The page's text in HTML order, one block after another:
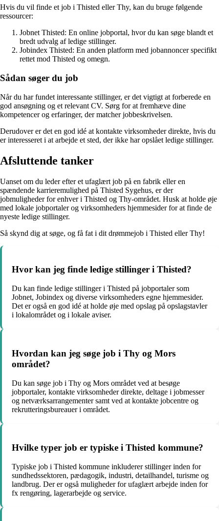
Hvis du vil finde et job i Thisted eller Thy, kan du bruge følgende
ressourcer:
Jobnet Thisted: En online jobportal, hvor du kan søge blandt et
bredt udvalg af ledige stillinger.
Jobindex Thisted: En anden platform med jobannoncer specifikt
rettet mod Thisted og omegn.
Sådan søger du job
Når du har fundet interessante stillinger, er det vigtigt at forberede en
god ansøgning og et relevant CV. Sørg for at fremhæve dine
kompetencer og erfaringer, der matcher jobbeskrivelsen.
Derudover er det en god idé at kontakte virksomheder direkte, hvis du
er interesseret i at arbejde et sted, der ikke har opslået ledige stillinger.
Afsluttende tanker
Uanset om du leder efter et ufaglært job på en fabrik eller en
spændende karrieremulighed på Thisted Sygehus, er der
jobmuligheder for enhver i Thisted og Thy-området. Husk at holde øje
med lokale jobportaler og virksomheders hjemmesider for at finde de
nyeste ledige stillinger.
Så skynd dig at søge, og få fat i dit drømmejob i Thisted eller Thy!
Hvor kan jeg finde ledige stillinger i Thisted?
Du kan finde ledige stillinger i Thisted på jobportaler som
Jobnet, Jobindex og diverse virksomheders egne hjemmesider.
Det er også en god idé at holde øje med opslag på opslagstavler
i lokalområdet og i lokale aviser.
Hvordan kan jeg søge job i Thy og Mors
området?
Du kan søge job i Thy og Mors området ved at besøge
jobportaler, kontakte virksomheder direkte, deltage i jobmesser
og netværksarrangementer samt ved at kontakte jobcentre og
rekrutteringsbureauer i området.
Hvilke typer job er typiske i Thisted kommune?
Typiske job i Thisted kommune inkluderer stillinger inden for
sundhedssektoren, pædagogik, industri, detailhandel, turisme og
landbrug. Der er også muligheder for ufaglært arbejde inden for
fx rengøring, lagerarbejde og service.